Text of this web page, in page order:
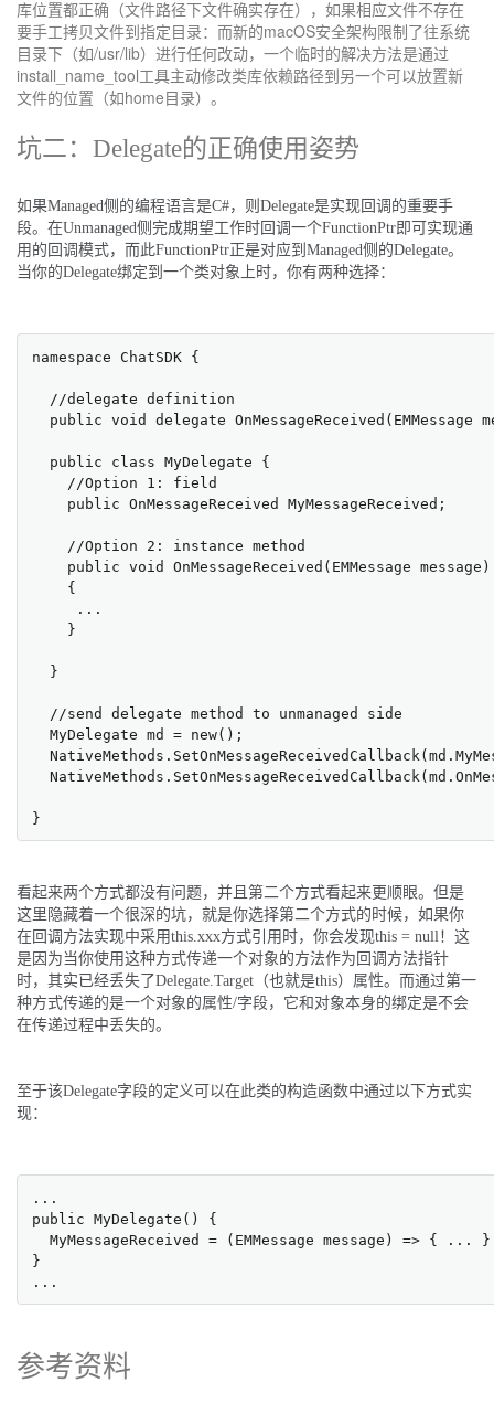
库位置都正确（文件路径下文件确实存在），如果相应文件不存在
要手工拷贝文件到指定目录：而新的macOS安全架构限制了往系统
目录下（如/usr/lib）进行任何改动，一个临时的解决方法是通过
install_name_tool工具主动修改类库依赖路径到另一个可以放置新
文件的位置（如home目录）。
坑二：Delegate的正确使用姿势
如果Managed侧的编程语言是C#，则Delegate是实现回调的重要手
段。在Unmanaged侧完成期望工作时回调一个FunctionPtr即可实现通
用的回调模式，而此FunctionPtr正是对应到Managed侧的Delegate。
当你的Delegate绑定到一个类对象上时，你有两种选择：
namespace ChatSDK {
//delegate definition
public void delegate OnMessageReceived(EMMessage
public class MyDelegate {
//Option 1: field
public OnMessageReceived MyMessageReceived;
//Option 2: instance method
public void OnMessageReceived(EMMessage message)
{
...
}
}
//send delegate method to unmanaged side
MyDelegate md = new();
}
看起来两个方式都没有问题，并且第二个方式看起来更顺眼。但是
这里隐藏着一个很深的坑，就是你选择第二个方式的时候，如果你
在回调方法实现中采用this.xxx方式引用时，你会发现this = null！这
是因为当你使用这种方式传递一个对象的方法作为回调方法指针
时，其实已经丢失了Delegate.Target（也就是this）属性。而通过第一
种方式传递的是一个对象的属性/字段，它和对象本身的绑定是不会
在传递过程中丢失的。
至于该Delegate字段的定义可以在此类的构造函数中通过以下方式实
现：
...
public MyDelegate() {
MyMessageReceived = (EMMessage message) => { ... }
}
...
参考资料